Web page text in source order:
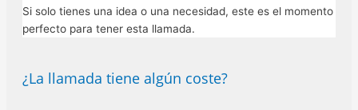
Si solo tienes una idea o una necesidad, este es el momento
perfecto para tener esta llamada.
¿La llamada tiene algún coste?